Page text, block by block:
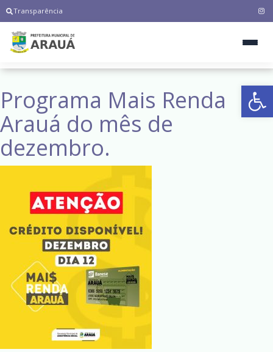
Transparência
Programa Mais Renda
Arauá do mês de
dezembro.